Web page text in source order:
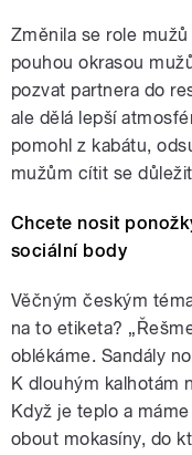
Změnila se role
pouhou okrasou
pozvat partnera do
ale dělá lepší
pomohl z kabátu,
mužům cítit se
Chcete nosit
sociální body
Věčným českým
na to etiketa?
oblékáme. Sandály
K dlouhým kalhotám
Když je teplo a
obout mokasíny, do